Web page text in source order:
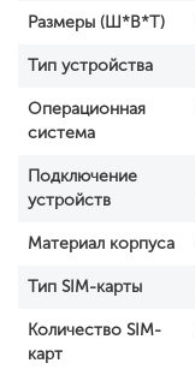
Размеры (Ш*В*Т)
Тип устройства
Операционная
система
Подключение
устройств
Материал корпуса
Тип SIM-карты
Количество SIM-
карт